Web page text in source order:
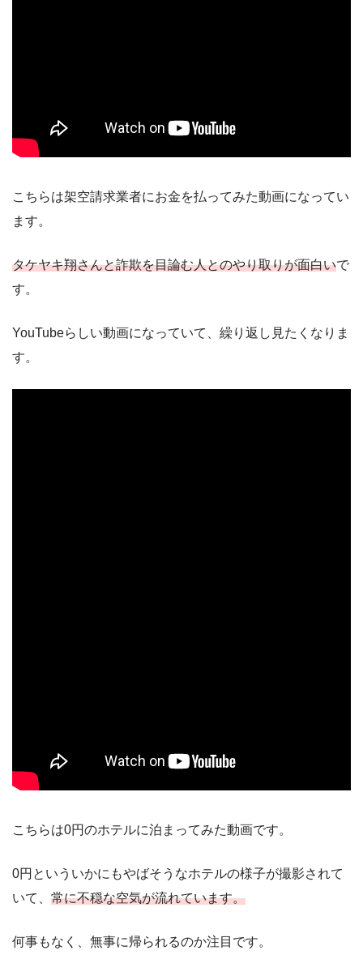
こちらは架空請求業者にお金を払ってみた動画になってい
ます。
タケヤキ翔さんと詐欺を目論む人とのやり取りが面白いで
す。
YouTubeらしい動画になっていて、繰り返し見たくなりま
す。
こちらは0円のホテルに泊まってみた動画です。
0円といういかにもやばそうなホテルの様子が撮影されて
いて、 常に不穏な空気が流れています。
何事もなく、無事に帰られるのか注目です。